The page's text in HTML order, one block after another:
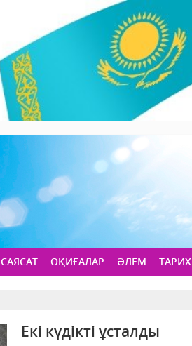
САЯСАТ ОҚИҒАЛАР ӘЛЕМ ТАРИХ
Екі күдікті ұсталды